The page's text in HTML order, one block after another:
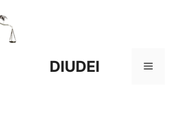
DIUDEI Menu